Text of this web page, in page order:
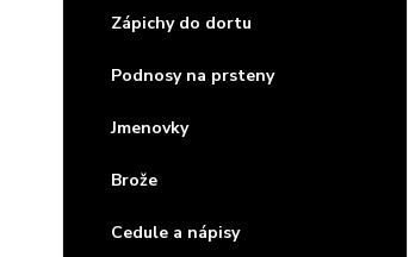
Zápichy do dortu
Podnosy na prsteny
Jmenovky
Brože
Cedule a nápisy